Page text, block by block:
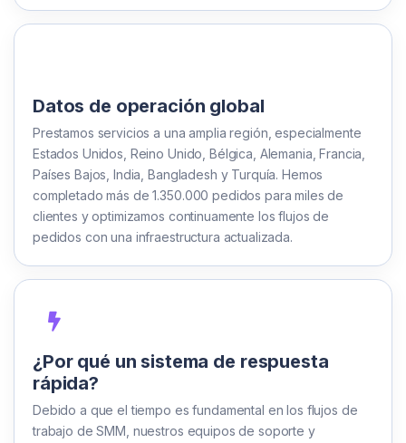
Datos de operación global
Prestamos servicios a una amplia región, especialmente
Estados Unidos, Reino Unido, Bélgica, Alemania, Francia,
Países Bajos, India, Bangladesh y Turquía. Hemos
completado más de 1.350.000 pedidos para miles de
clientes y optimizamos continuamente los flujos de
pedidos con una infraestructura actualizada.
¿Por qué un sistema de respuesta
rápida?
Debido a que el tiempo es fundamental en los flujos de
trabajo de SMM, nuestros equipos de soporte y